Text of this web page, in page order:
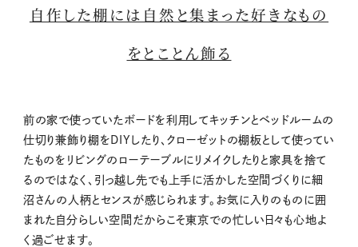
自作した棚には自然と集まった好きなもの
をとことん飾る
前の家で使っていたボードを利用してキッチンとベッドルームの
仕切り兼飾り棚をDIYしたり、クローゼットの棚板として使ってい
たものをリビングのローテーブルにリメイクしたりと家具を捨て
るのではなく、引っ越し先でも上手に活かした空間づくりに細
沼さんの人柄とセンスが感じられます。お気に入りのものに囲
まれた自分らしい空間だからこそ東京での忙しい日々も心地よ
く過ごせます。